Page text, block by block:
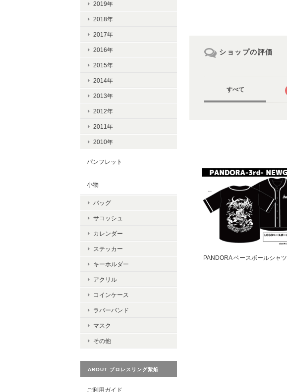
ショップの評価
すべて
PANDORA ベースボールシャツ
2019年
2018年
2017年
2016年
2015年
2014年
2013年
2012年
2011年
2010年
パンフレット
小物
バッグ
サコッシュ
カレンダー
ステッカー
キーホルダー
アクリル
コインケース
ラバーバンド
マスク
その他
ABOUT プロレスリング紫焔
ご利用ガイド